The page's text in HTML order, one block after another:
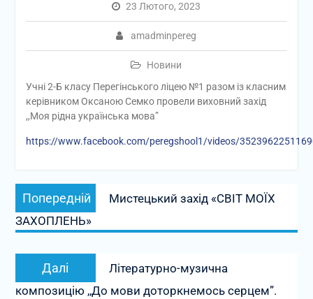
23 Лютого, 2023
amadminpereg
Новини
Учні 2-Б класу Перегінського ліцею №1 разом із класним
керівником Оксаною Семко провели виховний захід
,,Моя рідна українська мова”
https://www.facebook.com/peregshool1/videos/
Навігація
записів
Попередній
запис:
Мистецький захід «СВІТ МОЇХ
ЗАХОПЛЕНЬ»
Далі
Наступний
запис:
Літературно-музична
композицію ,,До мови доторкнемось серцем”.